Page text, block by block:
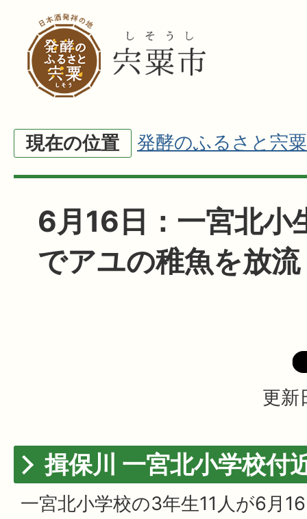
現在の位置 発酵のふるさと宍粟
6月16日：一宮北小
でアユの稚魚を放流
更新
揖保川 一宮北小学校付
一宮北小学校の3年生11人が6月